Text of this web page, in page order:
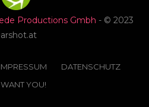
Productions Gmbh - © 2023
IMPRESSUM
DATENSCHUTZ
YOU!